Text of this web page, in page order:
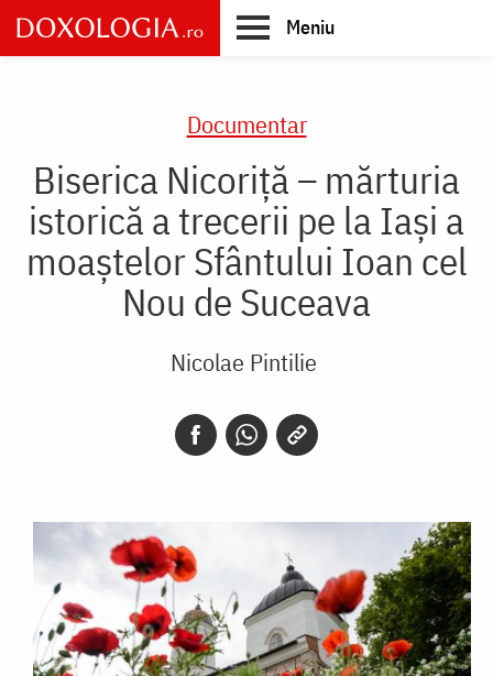
Skip
to
main
Meniu
Documentar
Biserica Nicoriță – mărturia
istorică a trecerii pe la Iași a
moaștelor Sfântului Ioan cel
Nou de Suceava
Nicolae Pintilie